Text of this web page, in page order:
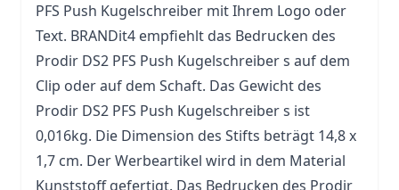
PFS Push Kugelschreiber mit Ihrem Logo oder
Text. BRANDit4 empfiehlt das Bedrucken des
Prodir DS2 PFS Push Kugelschreiber s auf dem
Clip oder auf dem Schaft. Das Gewicht des
Prodir DS2 PFS Push Kugelschreiber s ist
0,016kg. Die Dimension des Stifts beträgt 14,8 x
1,7 cm. Der Werbeartikel wird in dem Material
Kunststoff gefertigt. Das Bedrucken des Prodir